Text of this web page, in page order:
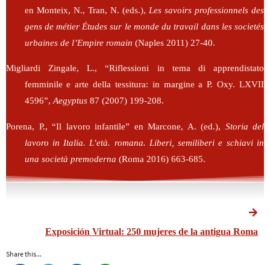
en Monteix, N., Tran, N. (eds.), Les savoirs professionnels des
gens de métier Études sur le monde du travail dans les societés
urbaines de l’Empire romain (Naples 2011) 27-40.
Migliardi Zingale, L., “Riflessioni in tema di apprendistato
femminile e arte della tessitura: in margine a P. Oxy. LXVII
4596”,Aegyptus87 (2007) 199-208.
Porena, P., “Il lavoro infantile” en Marcone, A. (ed.), Storia del
lavoro in Italia. L’età. romana. Liberi, semiliberi e schiavi in
una società premoderna (Roma 2016) 663-685.
Exposición Virtual: 250 mujeres de la antigua Roma
Share this...